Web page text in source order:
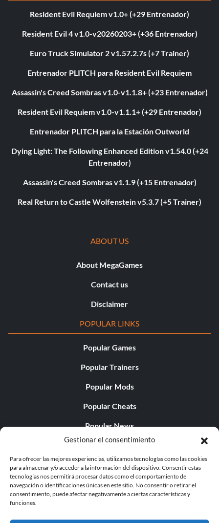
Gestionar el consentimiento
Para ofrecer las mejores experiencias, utilizamos tecnologías como las cookies
para almacenar y/o acceder a la información del dispositivo. Consentir estas
tecnologías nos permitirá procesar datos como el comportamiento de
navegación o identificaciones únicas en este sitio. No consentir o retirar el
consentimiento, puede afectar negativamente a ciertas características y
funciones.
Resident Evil Requiem v1.0+ (+29 Entrenador)
Resident Evil 4 v1.0-v20260203+ (+36 Entrenador)
Euro Truck Simulator 2 v1.57.2.7s (+7 Trainer)
Entrenador PLITCH para Resident Evil Requiem
Assassin's Creed Sombras v1.0-v1.1.8+ (+23 Entrenador)
Resident Evil Requiem v1.0-v1.1.1+ (+29 Entrenador)
Entrenador PLITCH para la Estación Outworld
Dying Light: The Following Enhanced Edition v1.54.0 (+24
Entrenador)
Assassin's Creed Sombras v1.1.9 (+15 Entrenador)
Real Return to Castle Wolfenstein v5.3.7 (+5 Trainer)
ABOUT US
About MegaGames
Contact us
Disclaimer
POPULAR LINKS
Popular Games
Popular Trainers
Popular Mods
Popular Cheats
Popular News
Popular Editorials
Popular Free Games
LATEST UPDATES